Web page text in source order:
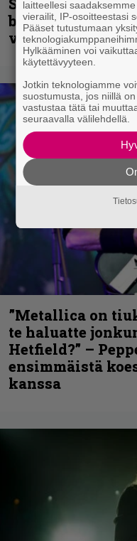
bändin, jonka
vaikutuksen
”Metallica on
te haluatte
Hetfield?” –
ensimmäistä
kanssa
laitteellesi
vierailit, IP-osoitteestasi
Pääset tutustumaan
Hylkääminen voi
käytettävyyteen.
Jotkin teknologiamme
suostumusta, jos niillä
vastustaa tätä tai
seuraavalla välilehdellä.